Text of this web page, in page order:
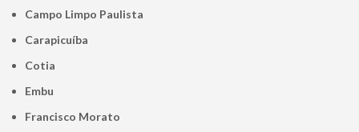
Campo Limpo Paulista
Carapicuíba
Cotia
Embu
Francisco Morato